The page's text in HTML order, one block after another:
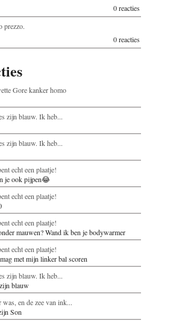
0 reacties
prezzo.
0 reacties
Gore kanker homo
zijn blauw. Ik heb...
zijn blauw. Ik heb...
echt een plaatje!
je ook pijpen😂
echt een plaatje!
echt een plaatje!
mauwen? Wand ik ben je bodywarmer
echt een plaatje!
met mijn linker bal scoren
zijn blauw. Ik heb...
blauw
en de zee van ink...
Son